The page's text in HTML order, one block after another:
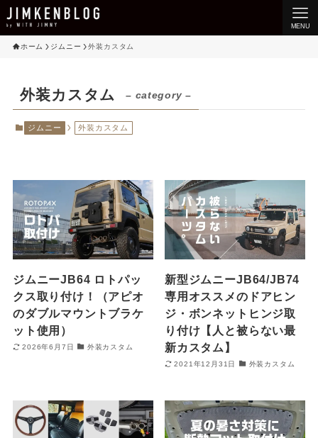
MENU
ホーム ジムニー 外装カスタム
外装カスタム – category –
ジムニー 外装カスタム
ジムニーJB64 ロトパッ
クス取り付け！（アピオ
のダブルマウントブラケ
ット使用）
2026年6月7日 外装カスタム
新型ジムニーJB64/JB74
専用オススメのドアヒン
ジ・ボンネットヒンジ取
り付け【人と被らない最
新カスタム】
2021年12月31日 外装カスタム